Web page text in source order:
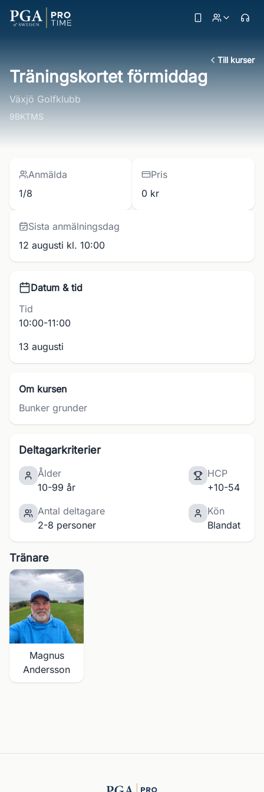
Till kurser
Träningskortet förmiddag
Växjö Golfklubb
9BKTMS
Anmälda
1/8
Pris
0 kr
Sista anmälningsdag
12 augusti kl. 10:00
Datum & tid
Tid
10:00-11:00
13 augusti
Om kursen
Bunker grunder
Deltagarkriterier
Ålder
10-99 år
HCP
+10-54
Antal deltagare
2-8 personer
Kön
Blandat
Tränare
Magnus
Andersson